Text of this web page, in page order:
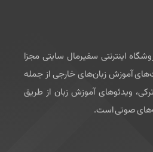
اینترنتی سفیرمال سایتی مجزا
آموزش زبان‌های خارجی از جمله
ویدئوهای آموزش زبان از طریق
صوتی است.